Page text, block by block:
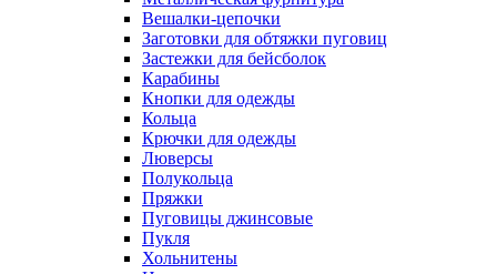
Вешалки-цепочки
Заготовки для обтяжки пуговиц
Застежки для бейсболок
Карабины
Кнопки для одежды
Кольца
Крючки для одежды
Люверсы
Полукольца
Пряжки
Пуговицы джинсовые
Пукля
Хольнитены